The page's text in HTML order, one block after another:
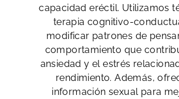
capacidad eréctil. Utilizamos
terapia cognitivo-
modificar patrones de
comportamiento que
ansiedad y el estrés
rendimiento. Además,
información sexual para